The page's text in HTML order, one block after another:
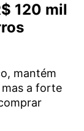
120 mil
mantém
a forte